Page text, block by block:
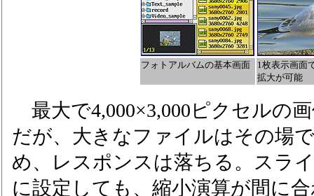
フォトアルバムの基本画面
1枚表示画面
拡大が可能
最大で4,000×3,000ピクセルの
だが、大きなファイルはその場
め、レスポンスは落ちる。スラ
に設定しても、縮小演算が間に